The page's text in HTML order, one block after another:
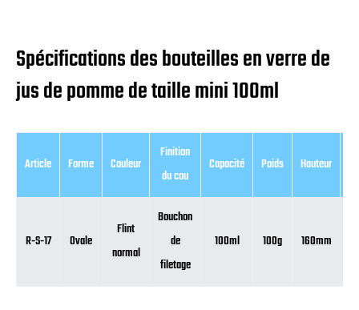
Spécifications des bouteilles en verre de
jus de pomme de taille mini 100ml
Article Forme Couleur
Finition
du cou
Capacité Poids Hauteur
R-S-17 Ovale
Flint
normal
Bouchon
de
filetage
100ml 100g 160mm